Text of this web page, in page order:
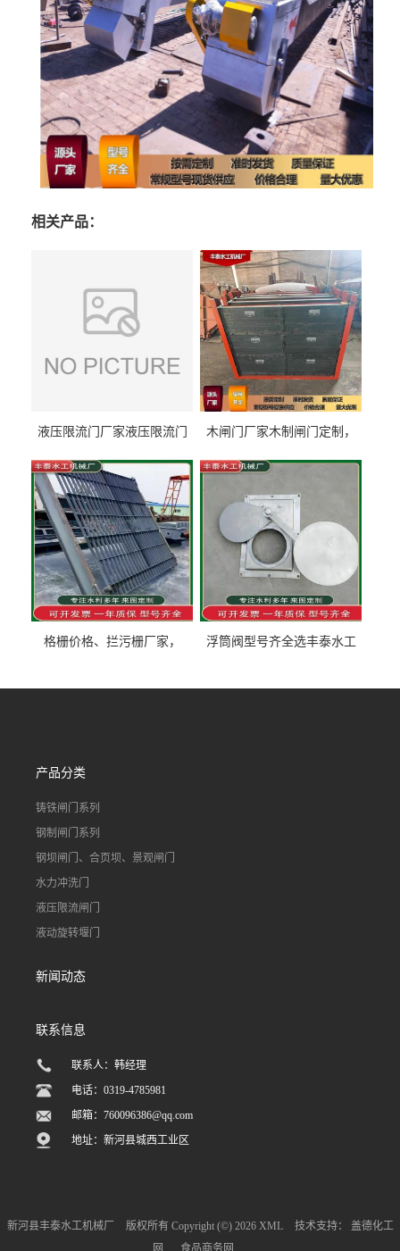
相关产品：
液压限流门厂家液压限流门
泰制造
木闸门厂家木制闸门定制，
型号齐全
格栅价格、拦污栅厂家，
浮筒阀型号齐全选丰泰水工
道水库电站污水处理钢制闸
产品分类
铸铁闸门系列
钢制闸门系列
钢坝闸门、合页坝、景观闸门
水力冲洗门
液压限流闸门
液动旋转堰门
新闻动态
联系信息
联系人：韩经理
电话：0319-4785981
邮箱：760096386@qq.com
地址：新河县城西工业区
新河县丰泰水工机械厂 版权所有 Copyright (©) 2026 XML 技术支持：
盖德化工
网
食品商务网